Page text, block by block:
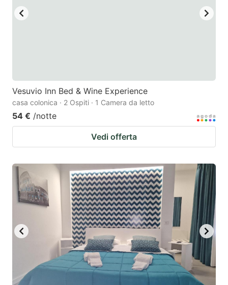
Vesuvio Inn Bed & Wine Experience
casa colonica · 2 Ospiti · 1 Camera da letto
54 € /notte
Vedi offerta